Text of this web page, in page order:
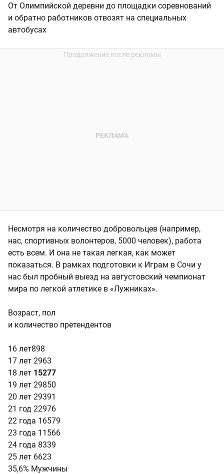
От Олимпийской деревни до площадки соревнований
и обратно работников отвозят на специальных
автобусах
Несмотря на количество добровольцев (например,
нас, спортивных волонтеров, 5000 человек), работа
есть всем. И она не такая легкая, как может
показаться. В рамках подготовки к Играм в Сочи у
нас был пробный выезд на августовский чемпионат
мира по легкой атлетике в «Лужниках».
Возраст, пол
и количество претендентов
16 лет898
17 лет 2963
18 лет 15277
19 лет 29850
20 лет 29391
21 год 22976
22 года 16579
23 года 11566
24 года 8339
25 лет 6623
35,6% Мужчины